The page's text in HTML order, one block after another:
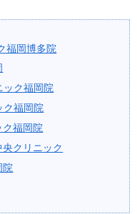
福岡博多院
ク福岡院
福岡院
福岡院
クリニック
院